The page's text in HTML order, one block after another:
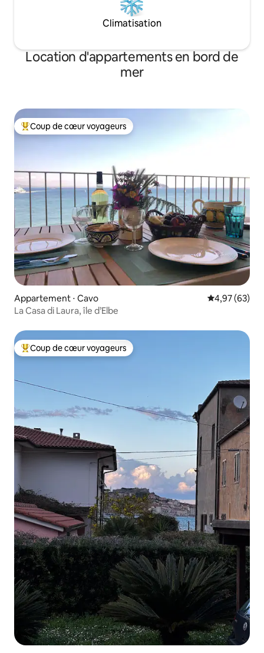
Climatisation
Location d'appartements en bord de
mer
Coups de cœur voyageurs les plus appréciés
Coup de cœur voyageurs
Appartement ⋅ Cavo Évaluation
4,97 (63)
La Casa di Laura, île d’Elbe
Coups de cœur voyageurs les plus appréciés
Coup de cœur voyageurs